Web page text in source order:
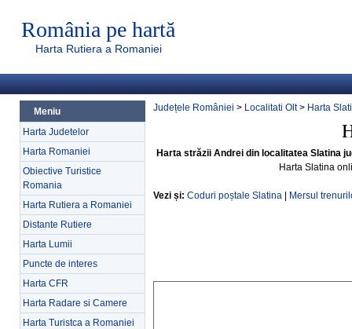
România pe hartă
Harta Rutiera a Romaniei
Meniu
Harta Judetelor
Harta Romaniei
Obiective Turistice
Romania
Harta Rutiera a Romaniei
Distante Rutiere
Harta Lumii
Puncte de interes
Harta CFR
Harta Radare si Camere
Harta Turistca a Romaniei
Județele României > Localitati Olt> Harta
Harta străzii Andrei din localitatea Slatina
Harta Slatina
Vezi și: Coduri poștale Slatina Mersul